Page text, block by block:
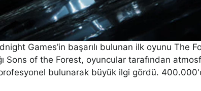
Games’in başarılı bulunan ilk oyunu The
Sons of the Forest, oyuncular tarafından
bulunarak büyük ilgi gördü.